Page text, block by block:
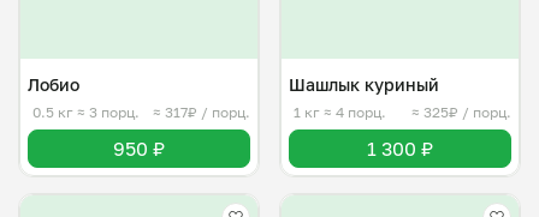
Лобио
0.5 кг ≈ 3 порц. ≈ 317₽ / порц.
950 ₽
Шашлык куриный
1 кг ≈ 4 порц. ≈ 325₽ / порц.
1 300 ₽